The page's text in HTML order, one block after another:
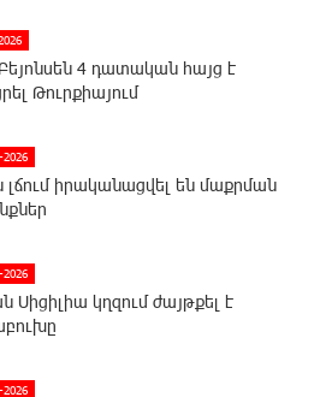
Բեյոնսեն ​​4 դատական հայց է
Թուրքիայում
լճում իրականացվել են մաքրման
Սիցիլիա կղզում ժայթքել է